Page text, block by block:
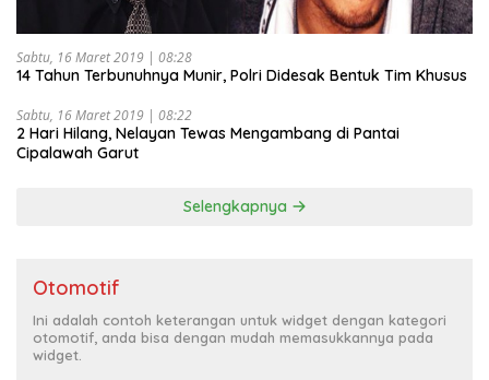
Sabtu, 16 Maret 2019 | 08:28
14 Tahun Terbunuhnya Munir, Polri Didesak Bentuk Tim Khusus
Sabtu, 16 Maret 2019 | 08:22
2 Hari Hilang, Nelayan Tewas Mengambang di Pantai
Cipalawah Garut
Selengkapnya
Otomotif
Ini adalah contoh keterangan untuk widget dengan kategori
otomotif, anda bisa dengan mudah memasukkannya pada
widget.